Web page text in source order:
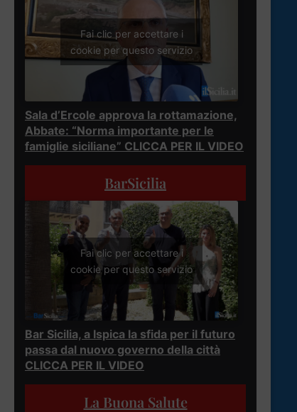
Fai clic per accettare i
cookie per questo servizio
Sala d’Ercole approva la rottamazione,
Abbate: “Norma importante per le
famiglie siciliane” CLICCA PER IL VIDEO
BarSicilia
Fai clic per accettare i
cookie per questo servizio
Bar Sicilia, a Ispica la sfida per il futuro
passa dal nuovo governo della città
CLICCA PER IL VIDEO
La Buona Salute